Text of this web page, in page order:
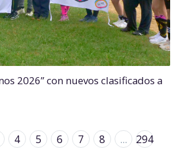
2026” con nuevos clasificados a
4 5 6 7 8 ...
294